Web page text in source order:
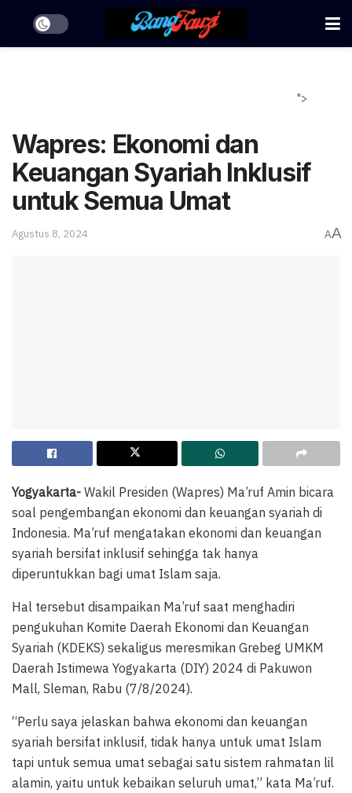
">
Wapres: Ekonomi dan
Keuangan Syariah Inklusif
untuk Semua Umat
Agustus 8, 2024 AA
Yogyakarta- Wakil Presiden (Wapres) Ma’ruf Amin bicara
soal pengembangan ekonomi dan keuangan syariah di
Indonesia. Ma’ruf mengatakan ekonomi dan keuangan
syariah bersifat inklusif sehingga tak hanya
diperuntukkan bagi umat Islam saja.
Hal tersebut disampaikan Ma’ruf saat menghadiri
pengukuhan Komite Daerah Ekonomi dan Keuangan
Syariah (KDEKS) sekaligus meresmikan Grebeg UMKM
Daerah Istimewa Yogyakarta (DIY) 2024 di Pakuwon
Mall, Sleman, Rabu (7/8/2024).
“Perlu saya jelaskan bahwa ekonomi dan keuangan
syariah bersifat inklusif, tidak hanya untuk umat Islam
tapi untuk semua umat sebagai satu sistem rahmatan lil
alamin, yaitu untuk kebaikan seluruh umat,” kata Ma’ruf.